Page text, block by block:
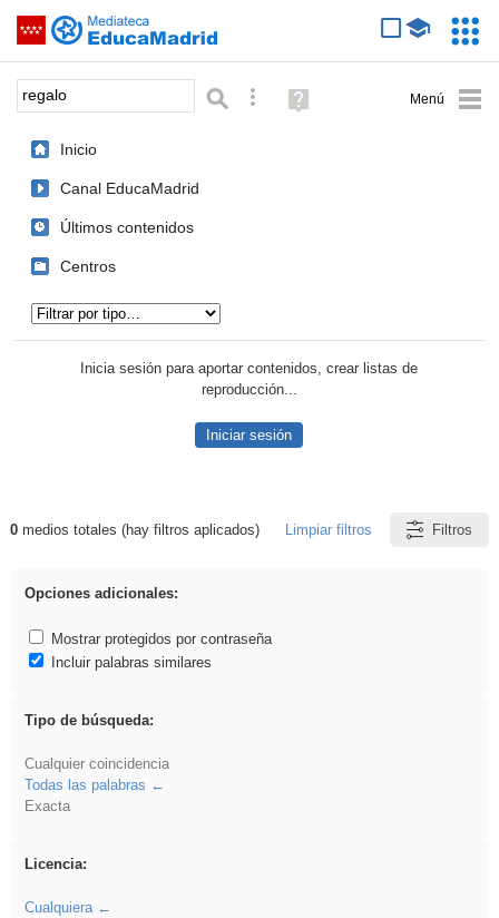
Saltar navegación
Palabra o frase: Búsqueda avanzada
Ayuda
(en
Inicio
Canal EducaMadrid
Últimos contenidos
Centros
Inicia sesión para aportar contenidos, crear listas de
reproducción...
Iniciar sesión
Resultados de: regalo
0medios totales (hay filtros aplicados) Limpiar filtros Filtros
Opciones adicionales:
Mostrar protegidos por contraseña
Incluir palabras similares
Tipo de búsqueda:
Cualquier coincidencia
Todas las palabras
Exacta
Licencia:
Cualquiera